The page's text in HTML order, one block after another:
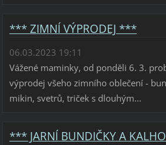
*** ZIMNÍ VÝPRODEJ ***
06.03.2023 19:11
Vážené maminky, od ponděli 6. 3.
výprodej všeho zimního oblečení -
mikin, svetrů, triček s dlouhým...
*** JARNÍ BUNDIČKY A